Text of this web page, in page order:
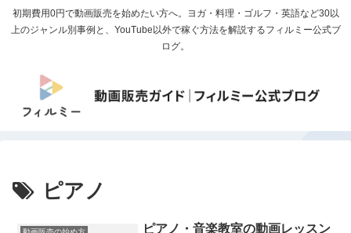
初期費用0円で動画販売を始めたい方へ。ヨガ・料理・ゴルフ・英語など30以
上のジャンル別事例と、YouTube以外で稼ぐ方法を解説するフィルミー公式ブ
ログ。
ピアノ
ピアノ・音楽教室の動画レッスン